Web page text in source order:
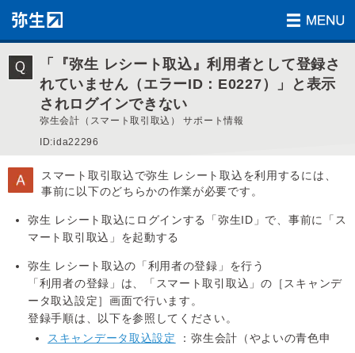
「『弥生 レシート取込』利用者として登録さ
れていません（エラーID：E0227）」と表示
されログインできない
弥生会計（スマート取引取込） サポート情報
ID:ida22296
スマート取引取込で弥生 レシート取込を利用するには、
事前に以下のどちらかの作業が必要です。
弥生 レシート取込にログインする「弥生ID」で、事前に「ス
マート取引取込」を起動する
弥生 レシート取込の「利用者の登録」を行う
「利用者の登録」は、「スマート取引取込」の［スキャンデ
ータ取込設定］画面で行います。
登録手順は、以下を参照してください。
スキャンデータ取込設定
：弥生会計（やよいの青色申